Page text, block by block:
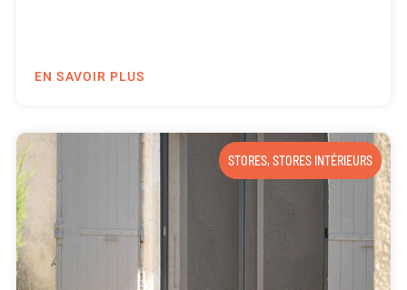
EN SAVOIR PLUS
STORES,STORES INTÉRIEURS